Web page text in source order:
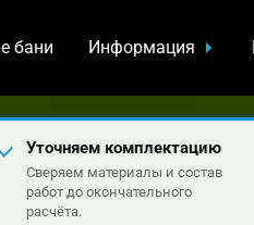
бани Информация
Уточняем комплектацию
Сверяем материалы и состав
работ до окончательного
расчёта.